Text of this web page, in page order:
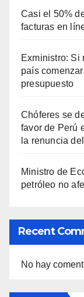
Casi el 50%
facturas en
Exministro: Si
país
presupuesto
Chóferes se
favor de Perú
la renuncia
Ministro de
petróleo no
Recent
No hay